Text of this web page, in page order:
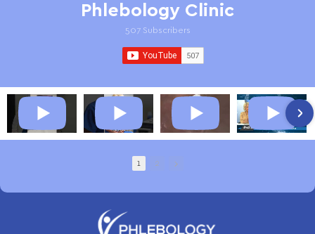
Phlebology Clinic
507 Subscribers
1 2